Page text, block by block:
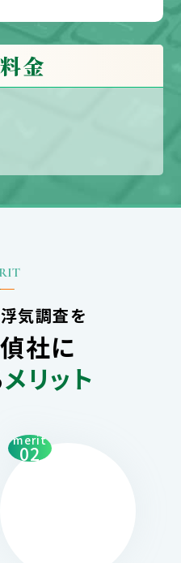
料金
浮気調査を
社に
メリット
merit
02